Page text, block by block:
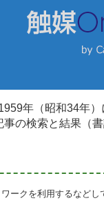
年（昭和34年
の検索と結果（
ークを利用するなど